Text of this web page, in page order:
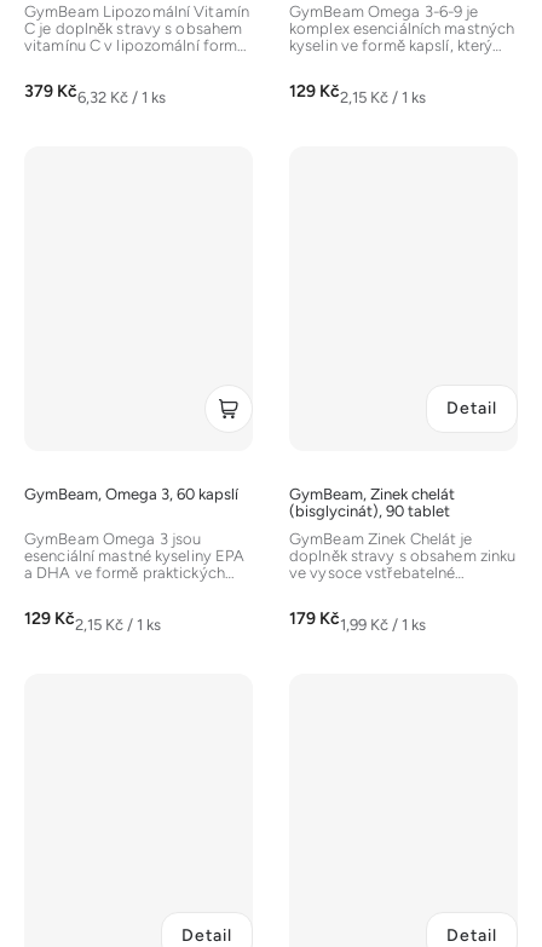
379 KčMěrná
6,32 Kč / 1 ks
GymBeam Lipozomální Vitamín
C je doplněk stravy s obsahem
vitamínu C v lipozomální formě,
129 KčMěrná
2,15 Kč / 1 ks
GymBeam Omega 3-6-9 je
komplex esenciálních mastných
kyselin ve formě kapslí, který
GymBeam, Omega 3, 60 kapslí
129 KčMěrná
2,15 Kč / 1 ks
GymBeam Omega 3 jsou
esenciální mastné kyseliny EPA
a DHA ve formě praktických
GymBeam, Zinek chelát
(bisglycinát), 90 tablet
179 KčMěrná
1,99 Kč / 1 ks
Detail
GymBeam Zinek Chelát je
doplněk stravy s obsahem zinku
ve vysoce vstřebatelné
Detail Detail